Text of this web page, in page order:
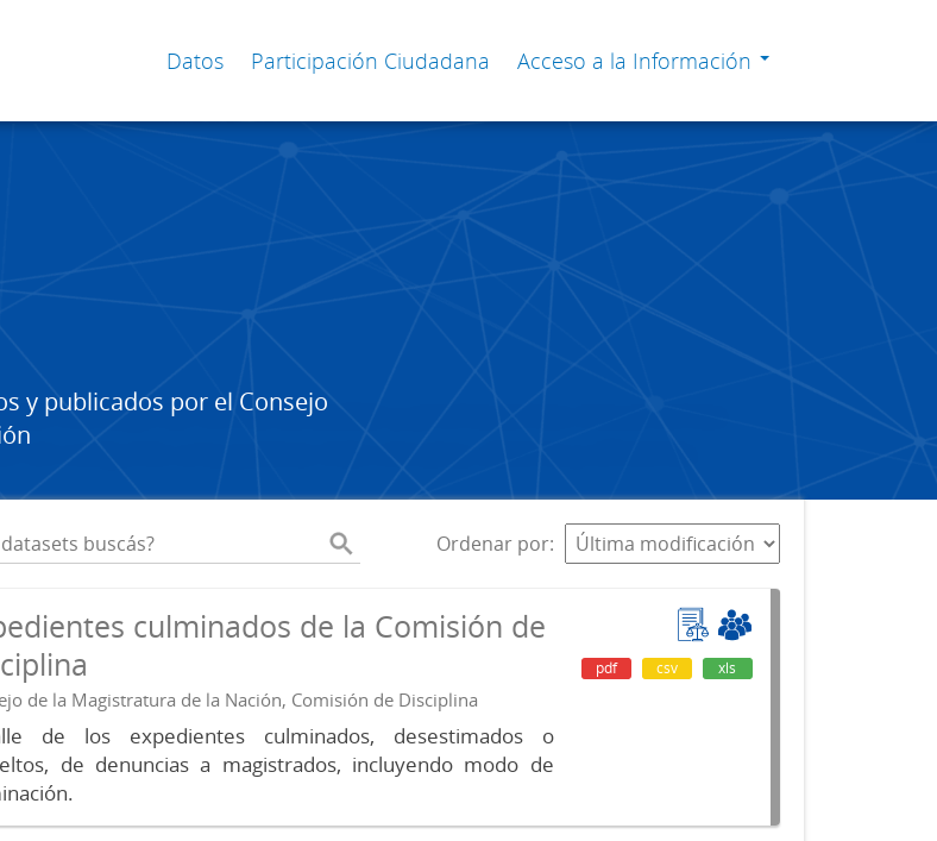
Datos Participación Ciudadana Acceso a la Información
y publicados por el Consejo
Ordenar por
culminados de la Comisión de
de la Magistratura de la Nación, Comisión de Disciplina
de los expedientes culminados, desestimados o
de denuncias a magistrados, incluyendo modo de
pdf csv xls